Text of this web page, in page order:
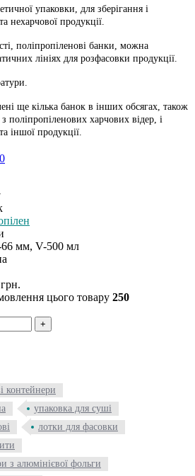
упаковки, для зберігання і
нехарчової продукції.
поліпропіленові банки, можна
лініях для розфасовки продукції.
ще кілька банок в інших обсягах, також
поліпропіленових харчових відер, і
іншої продукції.
мм, V-500 мл
цього товару 250
+
контейнери
упаковка для суші
лотки для фасовки
з алюмінієвої фольги